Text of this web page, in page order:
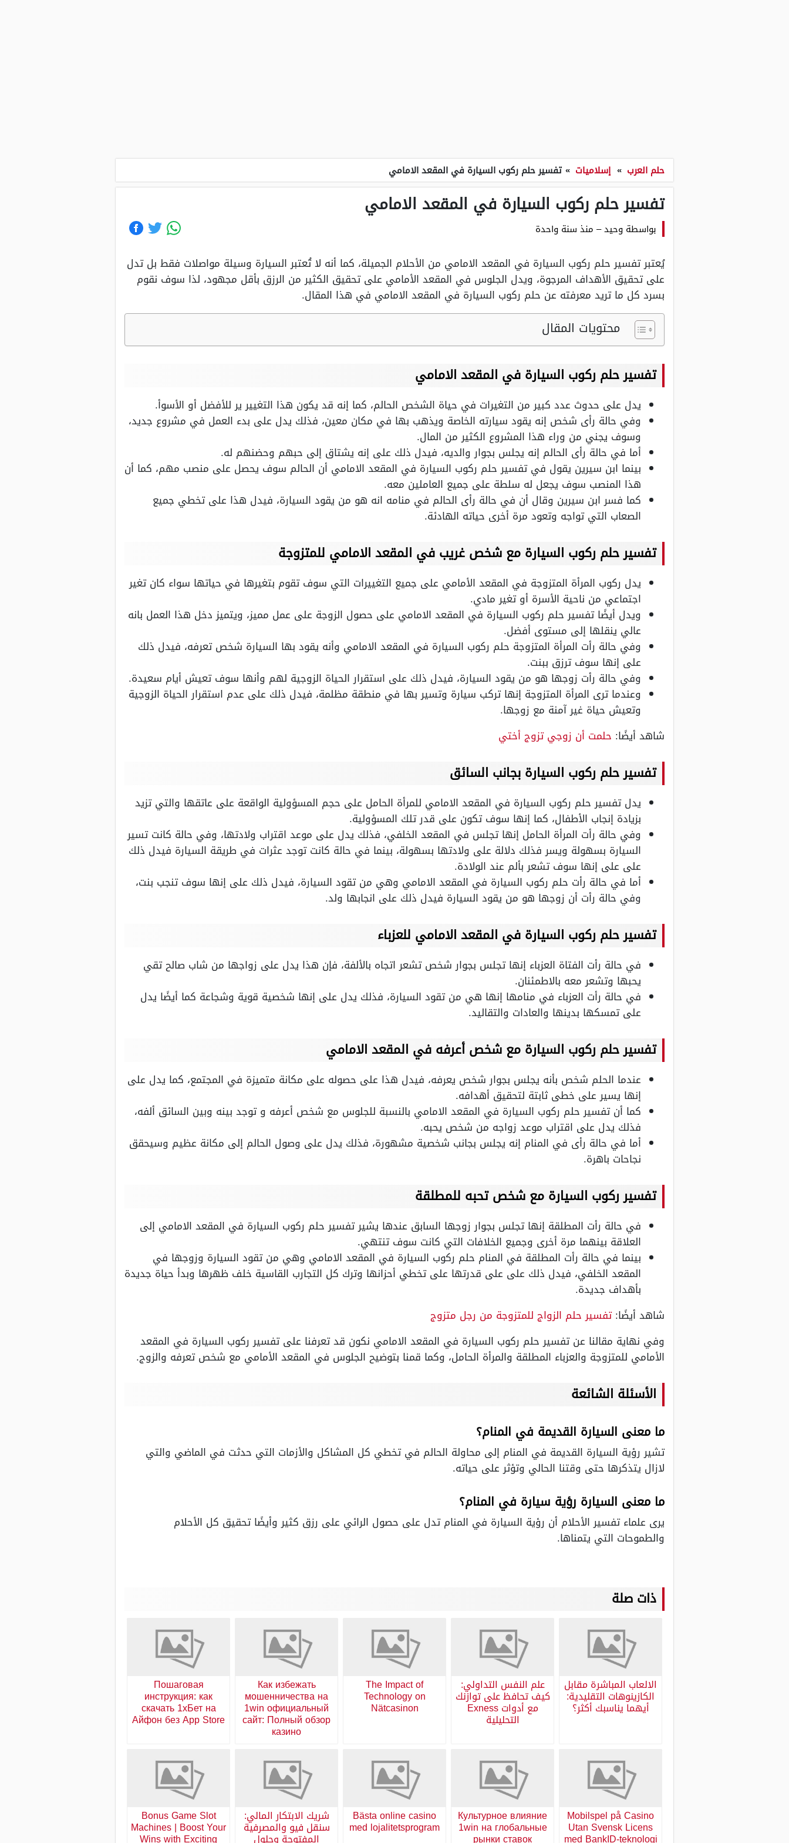
حلم العرب » إسلاميات » تفسير حلم ركوب السيارة في المقعد الامامي
تفسير حلم ركوب السيارة في المقعد الامامي
بواسطة وحيد– منذ سنة واحدة
يُعتبر تفسير حلم ركوب السيارة في المقعد الامامي من الأحلام الجميلة، كما أنه لا تُعتبر السيارة وسيلة مواصلات فقط بل تدل
على تحقيق الأهداف المرجوة، ويدل الجلوس في المقعد الأمامي على تحقيق الكثير من الرزق بأقل مجهود، لذا سوف نقوم
بسرد كل ما تريد معرفته عن حلم ركوب السيارة في المقعد الامامي في هذا المقال.
محتويات المقال
تفسير حلم ركوب السيارة في المقعد الامامي
يدل على حدوث عدد كبير من التغيرات في حياة الشخص الحالم، كما إنه قد يكون هذا التغيير ير للأفضل أو الأسوأ.
وفي حالة رأى شخص إنه يقود سيارته الخاصة ويذهب بها في مكان معين، فذلك يدل على بدء العمل في مشروع جديد،
وسوف يجني من وراء هذا المشروع الكثير من المال.
أما في حالة رأى الحالم إنه يجلس بجوار والديه، فيدل ذلك على إنه يشتاق إلى حبهم وحضنهم له.
بينما ابن سيرين يقول في تفسير حلم ركوب السيارة في المقعد الامامي أن الحالم سوف يحصل على منصب مهم، كما أن
هذا المنصب سوف يجعل له سلطة على جميع العاملين معه.
كما فسر ابن سيرين وقال أن في حالة رأى الحالم في منامه انه هو من يقود السيارة، فيدل هذا على تخطي جميع
الصعاب التي تواجه وتعود مرة أخرى حياته الهادئة.
تفسير حلم ركوب السيارة مع شخص غريب في المقعد الامامي للمتزوجة
يدل ركوب المرأة المتزوجة في المقعد الأمامي على جميع التغييرات التي سوف تقوم بتغيرها في حياتها سواء كان تغير
اجتماعي من ناحية الأسرة أو تغير مادي.
ويدل أيضًا تفسير حلم ركوب السيارة في المقعد الامامي على حصول الزوجة على عمل مميز، ويتميز دخل هذا العمل بانه
عالي ينقلها إلى مستوى أفضل.
وفي حالة رأت المرأة المتزوجة حلم ركوب السيارة في المقعد الامامي وأنه يقود بها السيارة شخص تعرفه، فيدل ذلك
على إنها سوف ترزق ببنت.
وفي حالة رأت زوجها هو من يقود السيارة، فيدل ذلك على استقرار الحياة الزوجية لهم وأنها سوف تعيش أيام سعيدة.
وعندما ترى المرأة المتزوجة إنها تركب سيارة وتسير بها في منطقة مظلمة، فيدل ذلك على عدم استقرار الحياة الزوجية
وتعيش حياة غير آمنة مع زوجها.
شاهد أيضًا: حلمت أن زوجي تزوج أختي
تفسير حلم ركوب السيارة بجانب السائق
يدل تفسير حلم ركوب السيارة في المقعد الامامي للمرأة الحامل على حجم المسؤولية الواقعة على عاتقها والتي تزيد
بزيادة إنجاب الأطفال، كما إنها سوف تكون على قدر تلك المسؤولية.
وفي حالة رأت المرأة الحامل إنها تجلس في المقعد الخلفي، فذلك يدل على موعد اقتراب ولادتها، وفي حالة كانت تسير
السيارة بسهولة ويسر فذلك دلالة على ولادتها بسهولة، بينما في حالة كانت توجد عثرات في طريقة السيارة فيدل ذلك
على على إنها سوف تشعر بألم عند الولادة.
أما في حالة رأت حلم ركوب السيارة في المقعد الامامي وهي من تقود السيارة، فيدل ذلك على إنها سوف تنجب بنت،
وفي حالة رأت أن زوجها هو من يقود السيارة فيدل ذلك على انجابها ولد.
تفسير حلم ركوب السيارة في المقعد الامامي للعزباء
في حالة رأت الفتاة العزباء إنها تجلس بجوار شخص تشعر اتجاه بالألفة، فإن هذا يدل على زواجها من شاب صالح تقي
يحبها وتشعر معه بالاطمئنان.
في حالة رأت العزباء في منامها إنها هي من تقود السيارة، فذلك يدل على إنها شخصية قوية وشجاعة كما أيضًا يدل
على تمسكها بدينها والعادات والتقاليد.
تفسير حلم ركوب السيارة مع شخص أعرفه في المقعد الامامي
عندما الحلم شخص بأنه يجلس بجوار شخص يعرفه، فيدل هذا على حصوله على مكانة متميزة في المجتمع، كما يدل على
إنها يسير على خطى ثابتة لتحقيق أهدافه.
كما أن تفسير حلم ركوب السيارة في المقعد الامامي بالنسبة للجلوس مع شخص أعرفه و توجد بينه وبين السائق ألفه،
فذلك يدل على اقتراب موعد زواجه من شخص يحبه.
أما في حالة رأى في المنام إنه يجلس بجانب شخصية مشهورة، فذلك يدل على وصول الحالم إلى مكانة عظيم وسيحقق
نجاحات باهرة.
تفسير ركوب السيارة مع شخص تحبه للمطلقة
في حالة رأت المطلقة إنها تجلس بجوار زوجها السابق عندها يشير تفسير حلم ركوب السيارة في المقعد الامامي إلى
العلاقة بينهما مرة أخرى وجميع الخلافات التي كانت سوف تنتهي.
بينما في حالة رأت المطلقة في المنام حلم ركوب السيارة في المقعد الامامي وهي من تقود السيارة وزوجها في
المقعد الخلفي، فيدل ذلك على على قدرتها على تخطي أحزانها وترك كل التجارب القاسية خلف ظهرها وبدأ حياة جديدة
بأهداف جديدة.
شاهد أيضًا:تفسير حلم الزواج للمتزوجة من رجل متزوج
وفي نهاية مقالنا عن تفسير حلم ركوب السيارة في المقعد الامامي نكون قد تعرفنا على تفسير ركوب السيارة في المقعد
الأمامي للمتزوجة والعزباء المطلقة والمرأة الحامل، وكما قمنا بتوضيح الجلوس في المقعد الأمامي مع شخص تعرفه والزوج.
الأسئلة الشائعة
ما معنى السيارة القديمة في المنام؟
تشير رؤية السيارة القديمة في المنام إلى محاولة الحالم في تخطي كل المشاكل والأزمات التي حدثت في الماضي والتي
لازال يتذكرها حتى وقتنا الحالي وتؤثر على حياته.
ما معنى السيارة رؤية سيارة في المنام؟
يرى علماء تفسير الأحلام أن رؤية السيارة في المنام تدل على حصول الرائي على رزق كثير وأيضًا تحقيق كل الأحلام
والطموحات التي يتمناها.
ذات صلة
الالعاب المباشرة مقابل
الكازينوهات التقليدية:
أيهما يناسبك أكثر؟
علم النفس التداولي:
كيف تحافظ على توازنك
مع أدوات Exness
التحليلية
The Impact of
Technology on
Nätcasinon
Как избежать
мошенничества на
1win официальный
сайт: Полный обзор
казино
Пошаговая
инструкция: как
скачать 1хБет на
Айфон без App Store
Mobilspel på Casino
Utan Svensk Licens
med BankID-teknologi
Культурное влияние
1win на глобальные
рынки ставок
Bästa online casino
med lojalitetsprogram
شريك الابتكار المالي:
سنقل فيو والمصرفية
المفتوحة وحلول
Bonus Game Slot
Machines | Boost Your
Wins with Exciting